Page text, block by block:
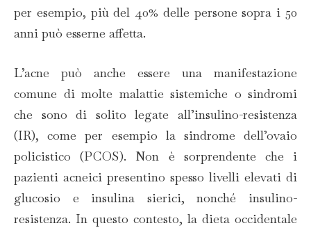
per esempio, più del 40% delle persone sopra i 50
anni può esserne affetta.
L’acne può anche essere una manifestazione
comune di molte malattie sistemiche o sindromi
che sono di solito legate all’insulino-resistenza
(IR), come per esempio la sindrome dell’ovaio
policistico (PCOS). Non è sorprendente che i
pazienti acneici presentino spesso livelli elevati di
glucosio e insulina sierici, nonché insulino-
resistenza. In questo contesto, la dieta occidentale